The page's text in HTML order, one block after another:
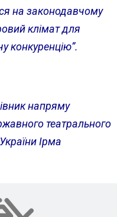
на законодавчому
клімат для
конкуренцію”.
напряму
театрального
Ірма